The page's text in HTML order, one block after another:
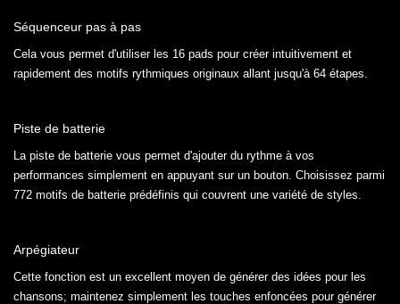
Séquenceur pas à pas
Cela vous permet d'utiliser les 16 pads pour créer intuitivement et
rapidement des motifs rythmiques originaux allant jusqu'à 64 étapes.
Piste de batterie
La piste de batterie vous permet d'ajouter du rythme à vos
performances simplement en appuyant sur un bouton. Choisissez parmi
772 motifs de batterie prédéfinis qui couvrent une variété de styles.
Arpégiateur
Cette fonction est un excellent moyen de générer des idées pour les
chansons; maintenez simplement les touches enfoncées pour générer